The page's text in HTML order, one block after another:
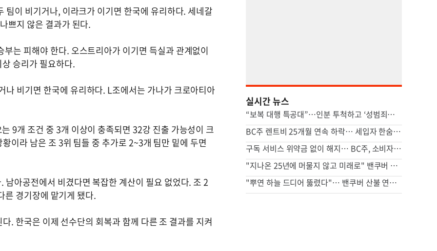
이 비기거나, 이라크가 이기면 한국에 유리하다. 세네갈
쁘지 않은 결과가 된다.
는 피해야 한다. 오스트리아가 이기면 득실과 관계없이
승리가 필요하다.
비기면 한국에 유리하다. L조에서는 가나가 크로아티아
9개 조건 중 3개 이상이 충족되면 32강 진출 가능성이 크
이라 남은 조 3위 팀들 중 추가로 2~3개 팀만 밑에 두면
아공전에서 비겼다면 복잡한 계산이 필요 없었다. 조 2
른 경기장에 맡기게 됐다.
. 한국은 이제 선수단의 회복과 함께 다른 조 결과를 지켜
실시간 뉴스
“보복 대행 특공대”…인분 투척하고 ‘성범죄자’ 전단지 뿌린 20대 결국
BC주 렌트비 25개월 연속 하락… 세입자 한숨 돌리나
구독 서비스 위약금 없이 해지… BC주, 소비자 보호 조치 가동
"지나온 25년에 머물지 않고 미래로" 밴쿠버 중앙일보 창간 25주년
"뿌연 하늘 드디어 뚫렸다"… 밴쿠버 산불 연기 걷히며 대기질 회복